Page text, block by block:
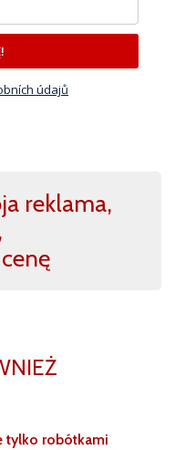
údajů
reklama,
tylko robótkami